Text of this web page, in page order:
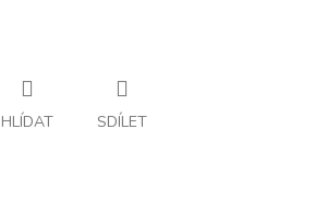
HLÍDAT SDÍLET